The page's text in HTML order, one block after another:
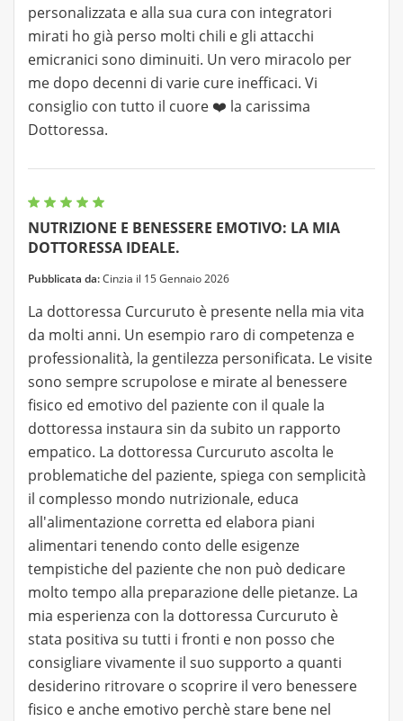
personalizzata e alla sua cura con integratori
mirati ho già perso molti chili e gli attacchi
emicranici sono diminuiti. Un vero miracolo per
me dopo decenni di varie cure inefficaci. Vi
consiglio con tutto il cuore ❤️ la carissima
Dottoressa.
NUTRIZIONE E BENESSERE EMOTIVO: LA MIA
DOTTORESSA IDEALE.
Pubblicata da:Cinzia il 15 Gennaio 2026
La dottoressa Curcuruto è presente nella mia vita
da molti anni. Un esempio raro di competenza e
professionalità, la gentilezza personificata. Le visite
sono sempre scrupolose e mirate al benessere
fisico ed emotivo del paziente con il quale la
dottoressa instaura sin da subito un rapporto
empatico. La dottoressa Curcuruto ascolta le
problematiche del paziente, spiega con semplicità
il complesso mondo nutrizionale, educa
all'alimentazione corretta ed elabora piani
alimentari tenendo conto delle esigenze
tempistiche del paziente che non può dedicare
molto tempo alla preparazione delle pietanze. La
mia esperienza con la dottoressa Curcuruto è
stata positiva su tutti i fronti e non posso che
consigliare vivamente il suo supporto a quanti
desiderino ritrovare o scoprire il vero benessere
fisico e anche emotivo perchè stare bene nel